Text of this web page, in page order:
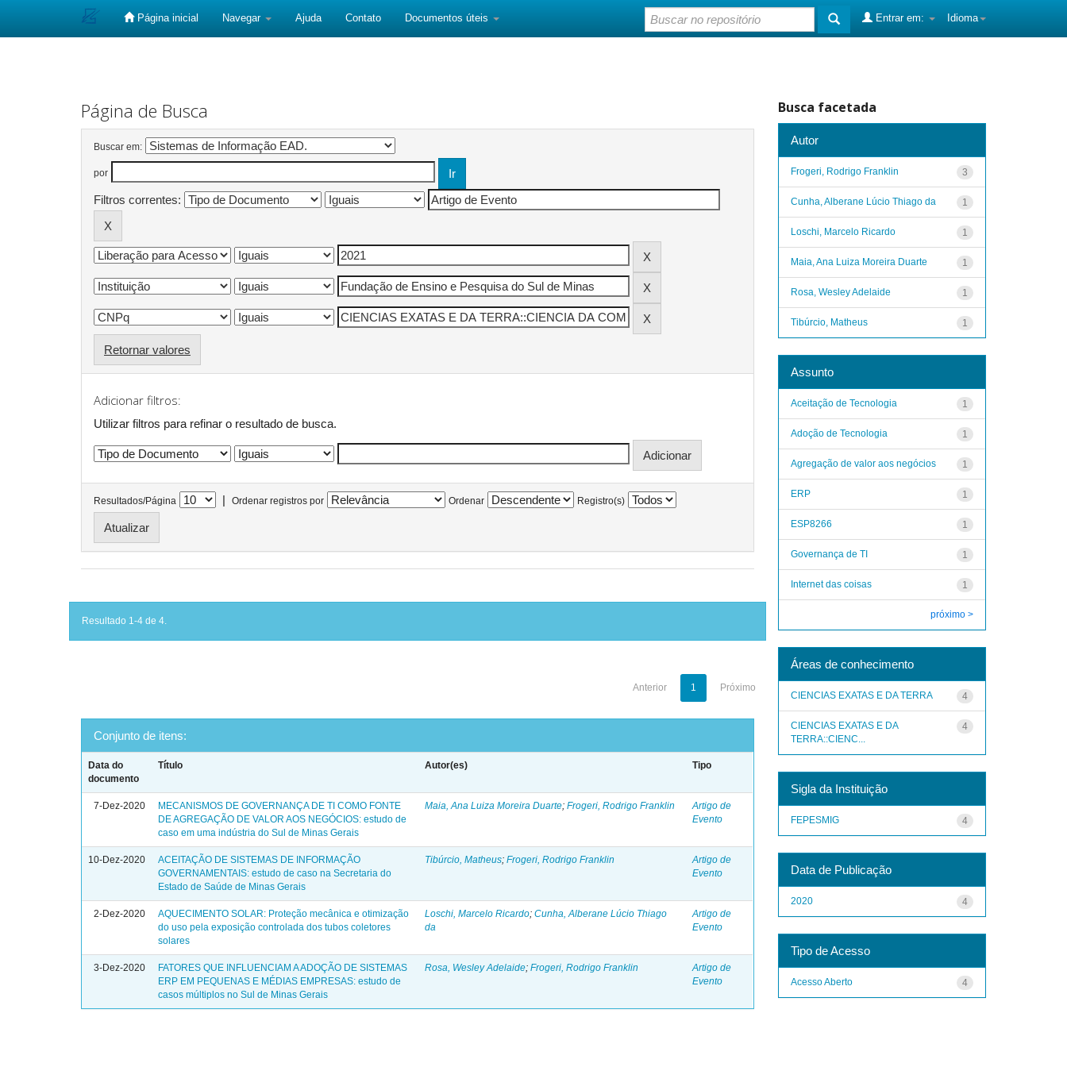
Página inicial Navegar Ajuda Contato Documentos úteis Idioma
Entrar em:
Página de Busca
Buscar em:
por
Filtros correntes:
Retornar valores
Adicionar filtros:
Utilizar filtros para refinar o resultado de busca.
Resultados/Página | Ordenar registros por Ordenar Registro(s)
Resultado 1-4 de 4.
Anterior 1 Próximo
Conjunto de itens:
Data do
documento
Título Autor(es) Tipo
7-Dez-2020
MECANISMOS DE GOVERNANÇA DE TI COMO FONTE
DE AGREGAÇÃO DE VALOR AOS NEGÓCIOS: estudo de
caso em uma indústria do Sul de Minas Gerais
Maia, Ana Luiza Moreira Duarte;Frogeri, Rodrigo Franklin
Artigo de
Evento
10-Dez-2020
ACEITAÇÃO DE SISTEMAS DE INFORMAÇÃO
GOVERNAMENTAIS: estudo de caso na Secretaria do
Estado de Saúde de Minas Gerais
Tibúrcio, Matheus;Frogeri, Rodrigo Franklin
Artigo de
Evento
2-Dez-2020
AQUECIMENTO SOLAR: Proteção mecânica e otimização
do uso pela exposição controlada dos tubos coletores
solares
Loschi, Marcelo Ricardo;Cunha, Alberane Lúcio Thiago
da
Artigo de
Evento
3-Dez-2020
FATORES QUE INFLUENCIAM A ADOÇÃO DE SISTEMAS
ERP EM PEQUENAS E MÉDIAS EMPRESAS: estudo de
casos múltiplos no Sul de Minas Gerais
Rosa, Wesley Adelaide;Frogeri, Rodrigo Franklin
Artigo de
Evento
Busca facetada
Autor
3
Frogeri, Rodrigo Franklin
1
Cunha, Alberane Lúcio Thiago da
1
Loschi, Marcelo Ricardo
1
Maia, Ana Luiza Moreira Duarte
1
Rosa, Wesley Adelaide
1
Tibúrcio, Matheus
Assunto
1
Aceitação de Tecnologia
1
Adoção de Tecnologia
1
Agregação de valor aos negócios
1
ERP
1
ESP8266
1
Governança de TI
1
Internet das coisas
próximo >
Áreas de conhecimento
4
CIENCIAS EXATAS E DA TERRA
4
CIENCIAS EXATAS E DA
TERRA::CIENC...
Sigla da Instituição
4
FEPESMIG
Data de Publicação
4
2020
Tipo de Acesso
4
Acesso Aberto